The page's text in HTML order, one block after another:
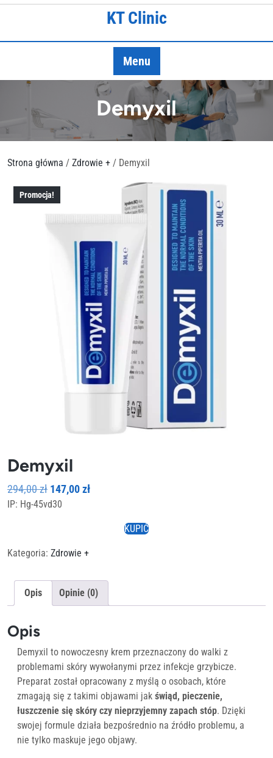
Skip
KT Clinic
Menu
Demyxil
Strona główna / Zdrowie + / Demyxil
Promocja!
Demyxil
294,00zł Pierwotna
cena
147,00złAktualna
147,00 zł.
IP: Hg-45vd30
KUPIĆ
Kategoria: Zdrowie +
Opis Opinie (0)
Opis
Demyxil to nowoczesny krem przeznaczony do walki z
problemami skóry wywołanymi przez infekcje grzybicze.
Preparat został opracowany z myślą o osobach, które
zmagają się z takimi objawami jak świąd, pieczenie,
łuszczenie się skóry czy nieprzyjemny zapach stóp. Dzięki
swojej formule działa bezpośrednio na źródło problemu, a
nie tylko maskuje jego objawy.